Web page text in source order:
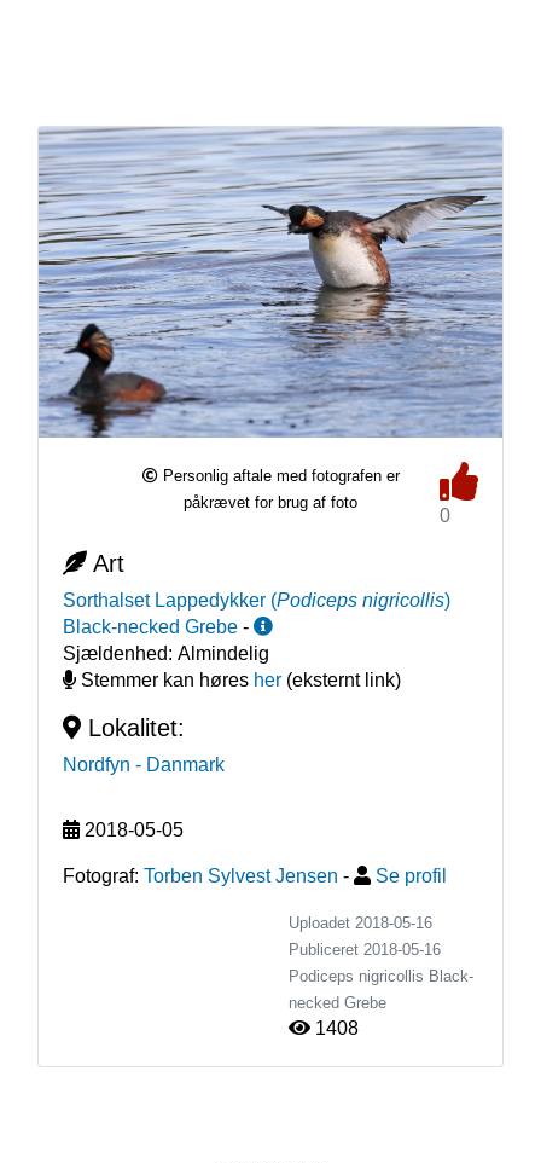
Personlig aftale med fotografen er
påkrævet for brug af foto
0
Art
Sorthalset Lappedykker (Podiceps nigricollis)
Black-necked Grebe -
Sjældenhed: Almindelig
Stemmer kan høres her(eksternt link)
Lokalitet:
Nordfyn - Danmark
2018-05-05
Fotograf: Torben Sylvest Jensen - Se profil
Uploadet 2018-05-16
Publiceret 2018-05-16
Podiceps nigricollis Black-
necked Grebe
1408